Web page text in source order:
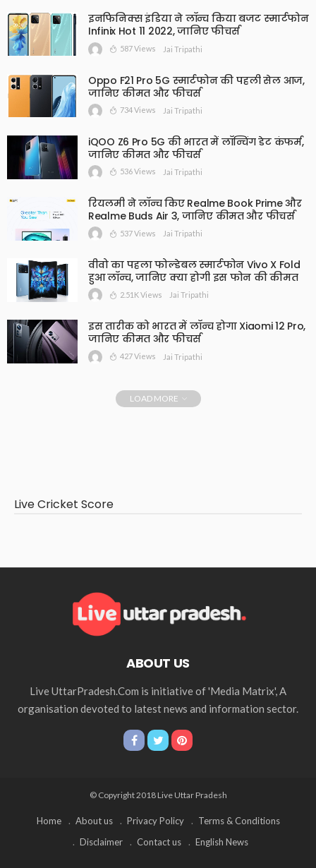
इनफिनिक्स इंडिया ने लॉन्च किया बजट स्मार्टफोन
Infinix Hot 11 2022, जानिए फीचर्स
587 Views Jai Tripathi
Oppo F21 Pro 5G स्मार्टफोन की पहली सेल आज,
जानिए कीमत और फीचर्स
734 Views Jai Tripathi
iQOO Z6 Pro 5G की भारत में लॉन्चिंग डेट कंफर्म,
जानिए कीमत और फीचर्स
536 Views Jai Tripathi
रियलमी ने लॉन्च किए Realme Book Prime और
Realme Buds Air 3, जानिए कीमत और फीचर्स
537 Views Jai Tripathi
वीवो का पहला फोल्डेबल स्मार्टफोन Vivo X Fold
हुआ लॉन्च, जानिए क्या होगी इस फोन की कीमत
2.51K Views Jai Tripathi
इस तारीक को भारत में लॉन्च होगा Xiaomi 12 Pro,
जानिए कीमत और फीचर्स
427 Views Jai Tripathi
LOAD MORE
Live Cricket Score
ABOUT US
Live UttarPradesh.Com is initiative of 'Media Matrix', A
organisation devoted to latest news and information sector.
© Copyright 2018 Live Uttar Pradesh
Home About us Privacy Policy
Terms & Conditions
Disclaimer
Contact us English News